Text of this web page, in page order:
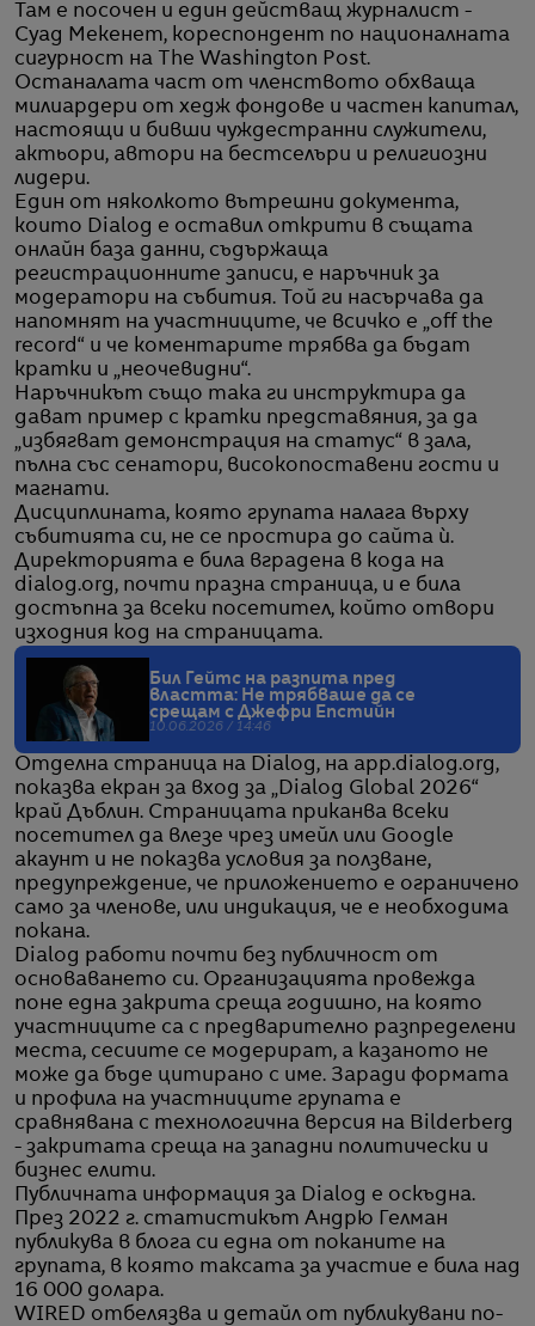
Там е посочен и един действащ журналист -
Суад Мекенет, кореспондент по националната
сигурност на The Washington Post.
Останалата част от членството обхваща
милиардери от хедж фондове и частен капитал,
настоящи и бивши чуждестранни служители,
актьори, автори на бестселъри и религиозни
лидери.
Един от няколкото вътрешни документа,
които Dialog е оставил открити в същата
онлайн база данни, съдържаща
регистрационните записи, е наръчник за
модератори на събития. Той ги насърчава да
напомнят на участниците, че всичко е „off the
record“ и че коментарите трябва да бъдат
кратки и „неочевидни“.
Наръчникът също така ги инструктира да
дават пример с кратки представяния, за да
„избягват демонстрация на статус“ в зала,
пълна със сенатори, високопоставени гости и
магнати.
Дисциплината, която групата налага върху
събитията си, не се простира до сайта ѝ.
Директорията е била вградена в кода на
dialog.org, почти празна страница, и е била
достъпна за всеки посетител, който отвори
изходния код на страницата.
Бил Гейтс на разпита пред
властта: Не трябваше да се
срещам с Джефри Епстийн
10.06.2026 / 14:46
Отделна страница на Dialog, на app.dialog.org,
показва екран за вход за „Dialog Global 2026“
край Дъблин. Страницата приканва всеки
посетител да влезе чрез имейл или Google
акаунт и не показва условия за ползване,
предупреждение, че приложението е ограничено
само за членове, или индикация, че е необходима
покана.
Dialog работи почти без публичност от
основаването си. Организацията провежда
поне една закрита среща годишно, на която
участниците са с предварително разпределени
места, сесиите се модерират, а казаното не
може да бъде цитирано с име. Заради формата
и профила на участниците групата е
сравнявана с технологична версия на Bilderberg
- закритата среща на западни политически и
бизнес елити.
Публичната информация за Dialog е оскъдна.
През 2022 г. статистикът Андрю Гелман
публикува в блога си една от поканите на
групата, в която таксата за участие е била над
16 000 долара.
WIRED отбелязва и детайл от публикувани по-